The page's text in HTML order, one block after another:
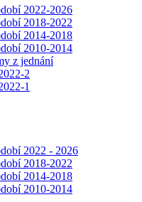
2022-2026
2018-2022
2014-2018
2010-2014
z jednání
2
1
2022 - 2026
2018-2022
2014-2018
2010-2014